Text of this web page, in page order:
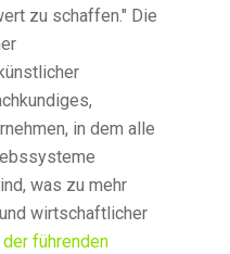
zu schaffen." Die
in dem alle
was zu mehr
wirtschaftlicher
der führenden